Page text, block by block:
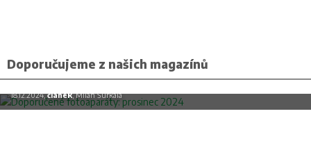
Doporučujeme z našich magazínů
Doporučené fotoaparáty: prosinec 2024
18.12.2024,článek, Milan Šurkala